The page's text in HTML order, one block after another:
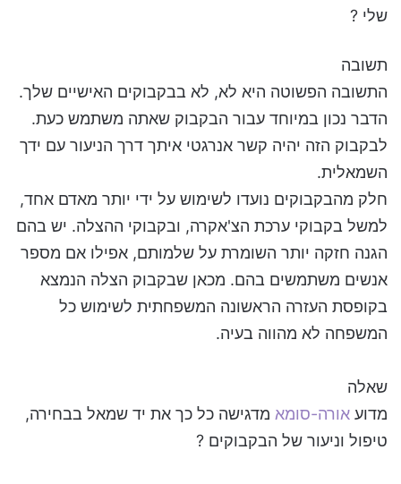
שלי ?
תשובה
התשובה הפשוטה היא לא, לא בבקבוקים האישיים שלך.
הדבר נכון במיוחד עבור הבקבוק שאתה משתמש כעת.
לבקבוק הזה יהיה קשר אנרגטי איתך דרך הניעור עם ידך
השמאלית.
חלק מהבקבוקים נועדו לשימוש על ידי יותר מאדם אחד,
למשל בקבוקי ערכת הצ'אקרה, ובקבוקי ההצלה. יש בהם
הגנה חזקה יותר השומרת על שלמותם, אפילו אם מספר
אנשים משתמשים בהם. מכאן שבקבוק הצלה הנמצא
בקופסת העזרה הראשונה המשפחתית לשימוש כל
המשפחה לא מהווה בעיה.
שאלה
מדוע אורה-סומא מדגישה כל כך את יד שמאל בבחירה,
טיפול וניעור של הבקבוקים ?